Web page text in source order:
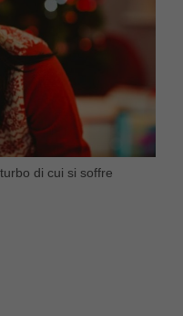
di cui si soffre